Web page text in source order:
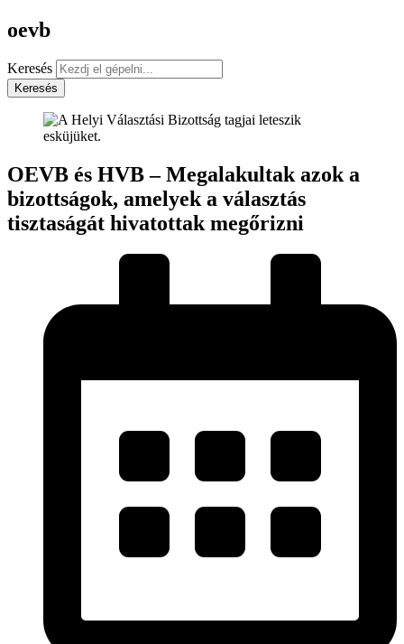
oevb
Keresés
Keresés
OEVB és HVB – Megalakultak azok a
bizottságok, amelyek a választás
tisztaságát hivatottak megőrizni